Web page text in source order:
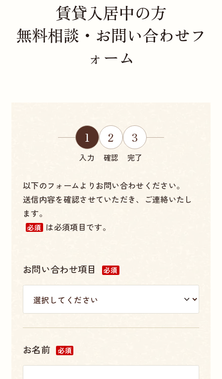
賃貸入居中の方
無料相談・お問い合わせフ
ォーム
1
入力
2
確認
3
完了
以下のフォームよりお問い合わせください。
送信内容を確認させていただき、ご連絡いたし
ます。
必須 は必須項目です。
お問い合わせ項目 必須
お名前 必須